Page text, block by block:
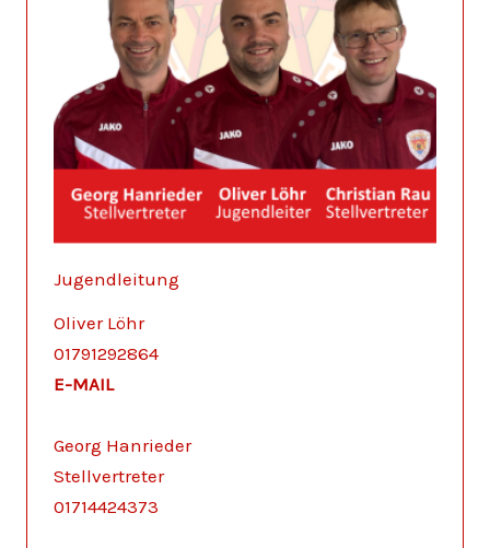
Jugendleitung
Oliver Löhr
01791292864
E-MAIL
Georg Hanrieder
Stellvertreter
01714424373